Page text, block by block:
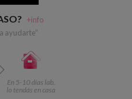
+info
ayudarte”
En 5-10 días lab.
lo tendás en casa